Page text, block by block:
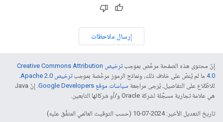
إرسال ملاحظات
إنّ محتوى هذه الصفحة مرخّص بموجب
ترخيص Creative Commons Attribution
4.0‏ ما لم يُنصّ على خلاف ذلك، ونماذج الرموز مرخّصة بموجبترخيص Apache 2.0‏
.
للاطّلاع على التفاصيل، يُرجى مراجعة سياسات موقع Google Developers‏
. إنّ Java
هي علامة تجارية مسجَّلة لشركة Oracle و/أو شركائها التابعين.
تاريخ التعديل الأخير: 2024-07-10 (حسب التوقيت العالمي المتفَّق عليه)